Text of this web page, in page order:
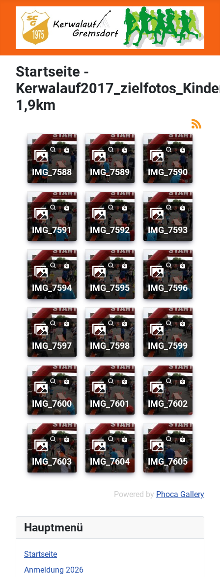
Hauptmenü
Startseite
Anmeldung 2026
Startseite -
1,9km
IMG_7588 IMG_7589 IMG_7590
IMG_7591 IMG_7592 IMG_7593
IMG_7594 IMG_7595 IMG_7596
IMG_7597 IMG_7598 IMG_7599
IMG_7600 IMG_7601 IMG_7602
IMG_7603 IMG_7604 IMG_7605
Powered by Phoca Gallery